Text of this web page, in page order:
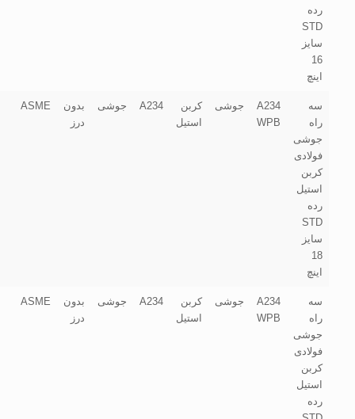
رده
STD
سایز
16
اینچ
سه
راه
جوشی
فولادی
کربن
استیل
رده
STD
سایز
18
اینچ
A234
WPB
جوشی
کربن
استیل
A234 جوشی
بدون
درز
ASME
سه
راه
جوشی
فولادی
کربن
استیل
رده
A234
WPB
جوشی
کربن
استیل
A234 جوشی
بدون
درز
ASME